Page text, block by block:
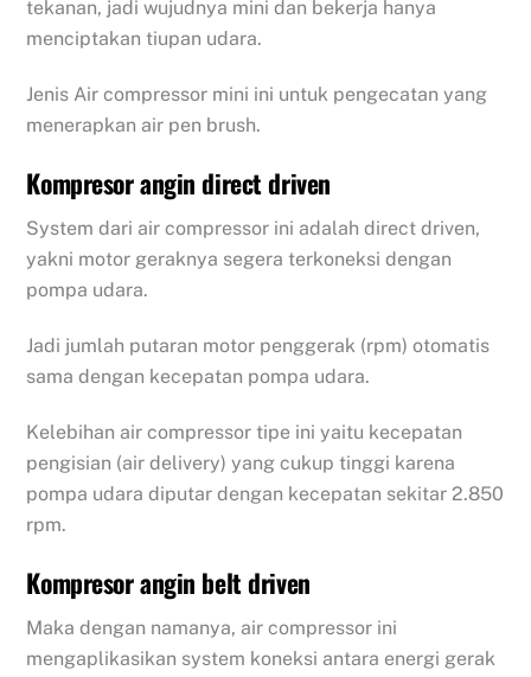
tekanan, jadi wujudnya mini dan bekerja hanya
menciptakan tiupan udara.
Jenis Air compressor mini ini untuk pengecatan yang
menerapkan air pen brush.
Kompresor angin direct driven
System dari air compressor ini adalah direct driven,
yakni motor geraknya segera terkoneksi dengan
pompa udara.
Jadi jumlah putaran motor penggerak (rpm) otomatis
sama dengan kecepatan pompa udara.
Kelebihan air compressor tipe ini yaitu kecepatan
pengisian (air delivery) yang cukup tinggi karena
pompa udara diputar dengan kecepatan sekitar 2.850
rpm.
Kompresor angin belt driven
Maka dengan namanya, air compressor ini
mengaplikasikan system koneksi antara energi gerak